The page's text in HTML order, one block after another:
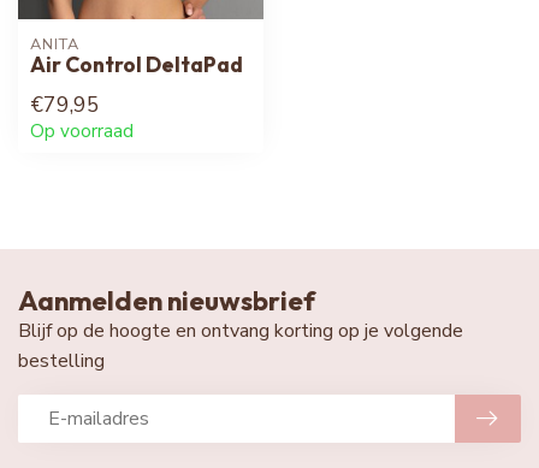
ANITA
Air Control DeltaPad
€79,95
Op voorraad
Aanmelden nieuwsbrief
Blijf op de hoogte en ontvang korting op je volgende
bestelling